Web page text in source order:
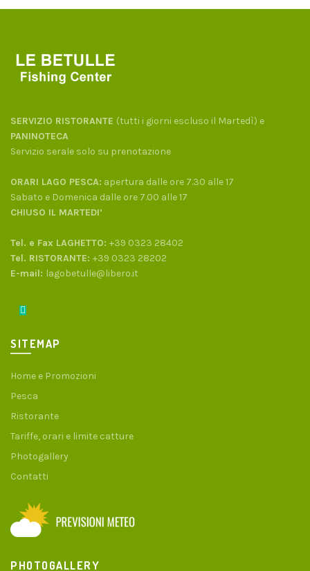
SERVIZIO RISTORANTE (tutti i giorni escluso il Martedì) e
PANINOTECA
Servizio serale solo su prenotazione
ORARI LAGO PESCA: apertura dalle ore 7.30 alle 17
Sabato e Domenica dalle ore 7.00 alle 17
CHIUSO IL MARTEDI’
Tel. e Fax LAGHETTO: +39 0323 28402
Tel. RISTORANTE: +39 0323 28202
E-mail: lagobetulle@libero.it
SITEMAP
Home e Promozioni
Pesca
Ristorante
Tariffe, orari e limite catture
Photogallery
Contatti
PHOTOGALLERY